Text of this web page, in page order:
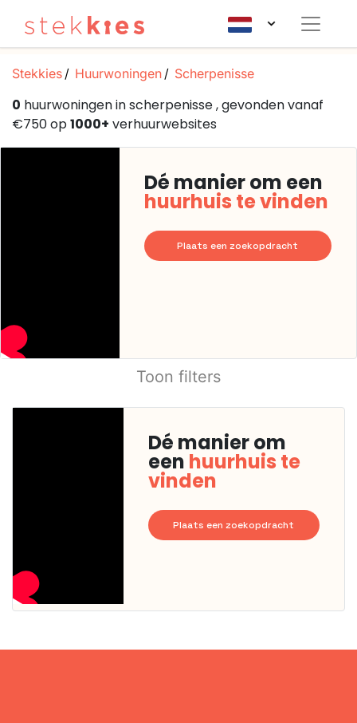
Stekkies Huurwoningen Scherpenisse
0 huurwoningen in scherpenisse , gevonden vanaf
€750 op1000+ verhuurwebsites
Dé manier om een
huurhuis te vinden
Plaats een zoekopdracht
Toon filters
Dé manier om
een huurhuis te
vinden
Plaats een zoekopdracht